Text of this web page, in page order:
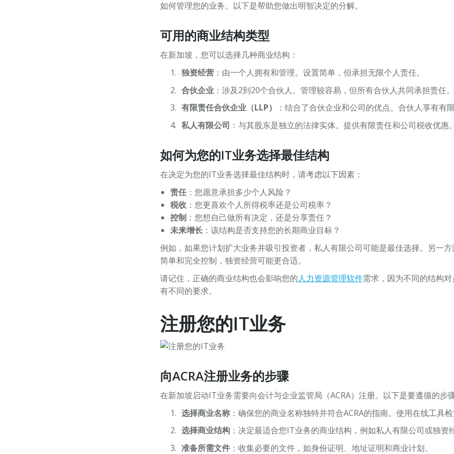
如何管理您的业务。以下是帮助您做出明智决定的分解。
可用的商业结构类型
在新加坡，您可以选择几种商业结构：
独资经营：由一个人拥有和管理。设置简单，但承担无限个人责任。
合伙企业：涉及2到20个合伙人。管理较容易，但所有合伙人共同承担责任。
有限责任合伙企业（LLP）
：结合了合伙企业和公司的优点。合伙人享有有限
私人有限公司 ：与其股东是独立的法律实体。提供有限责任和公司税收优惠。
如何为您的IT业务选择最佳结构
在决定为您的IT业务选择最佳结构时，请考虑以下因素：
责任：您愿意承担多少个人风险？
税收：您更喜欢个人所得税率还是公司税率？
控制：您想自己做所有决定，还是分享责任？
未来增长：该结构是否支持您的长期商业目标？
例如，如果您计划扩大业务并吸引投资者，私人有限公司可能是最佳选择。另一
简单和完全控制，独资经营可能更合适。
请记住，正确的商业结构也会影响您的人力资源管理软件需求，因为不同的结构
有不同的要求。
注册您的IT业务
向ACRA注册业务的步骤
在新加坡启动IT业务需要向会计与企业监管局（ACRA）注册。以下是要遵循的步
选择商业名称：确保您的商业名称独特并符合ACRA的指南。使用在线工具检
选择商业结构：决定最适合您IT业务的商业结构，例如私人有限公司或独资经
准备所需文件：收集必要的文件，如身份证明、地址证明和商业计划。